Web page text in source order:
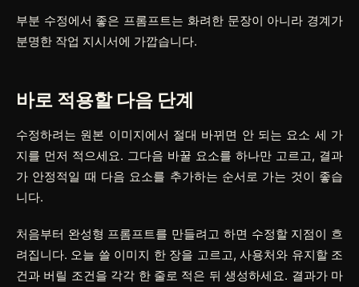
부분 수정에서 좋은 프롬프트는 화려한 문장이 아니라 경계가
분명한 작업 지시서에 가깝습니다.
바로 적용할 다음 단계
수정하려는 원본 이미지에서 절대 바뀌면 안 되는 요소 세 가
지를 먼저 적으세요. 그다음 바꿀 요소를 하나만 고르고, 결과
가 안정적일 때 다음 요소를 추가하는 순서로 가는 것이 좋습
니다.
처음부터 완성형 프롬프트를 만들려고 하면 수정할 지점이 흐
려집니다. 오늘 쓸 이미지 한 장을 고르고, 사용처와 유지할 조
건과 버릴 조건을 각각 한 줄로 적은 뒤 생성하세요. 결과가 마